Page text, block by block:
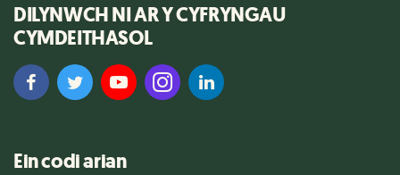
DILYNWCH NI AR Y CYFRYNGAU
CYMDEITHASOL
Ein codi arian